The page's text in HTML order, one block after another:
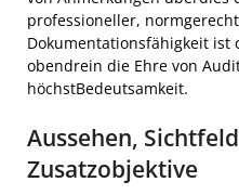
professioneller,
Dokumentationsfähigkeit ist
obendrein die Ehre von
höchstBedeutsamkeit.
Aussehen,
Zusatzobjektive